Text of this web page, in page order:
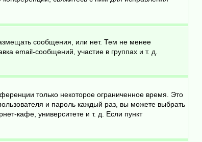
сообщения, или нет. Тем не менее
email-сообщений, участие в группах и т. д.
только некоторое ограниченное время. Это
и пароль каждый раз, вы можете выбрать
кафе, университете и т. д. Если пункт